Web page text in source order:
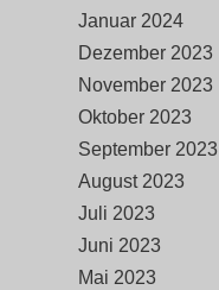
Januar 2024
Dezember 2023
November 2023
Oktober 2023
September 2023
August 2023
Juli 2023
Juni 2023
Mai 2023